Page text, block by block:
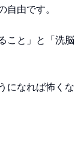
自由です。
こと」と「洗脳
になれば怖くな